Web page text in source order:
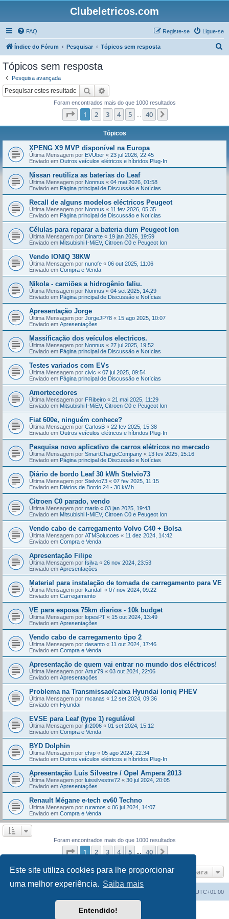
Este site utiliza cookies para lhe proporcionar
uma melhor experiência. Saiba mais
Entendido!
Clubeletricos.com
FAQ Ligue-se
Registe-se
Índice do Fórum Pesquisar Tópicos sem resposta
Tópicos sem resposta
Pesquisa avançada
Pesquisar
Foram encontrados mais do que 1000 resultados
Página de 40
1 2 3 4 5 40
Tópicos
XPENG X9 MVP disponível na Europa
Última Mensagem por EVUber « 23 jul 2026, 22:45
Enviado em Outros veículos elétricos e híbridos Plug-In
Nissan reutiliza as baterias do Leaf
Última Mensagem por Nonnus « 04 mai 2026, 01:58
Enviado em Página principal de Discussão e Notícias
Recall de alguns modelos eléctricos Peugeot
Última Mensagem por Nonnus « 11 fev 2026, 05:35
Enviado em Página principal de Discussão e Notícias
Células para reparar a bateria dum Peugeot Ion
Última Mensagem por Dinarte « 19 jan 2026, 19:59
Enviado em Mitsubishi I-MiEV, Citroen C0 e Peugeot Ion
Vendo IONIQ 38KW
Última Mensagem por nunofe « 06 out 2025, 11:06
Enviado em Compra e Venda
Nikola - camiões a hidrogênio faliu.
Última Mensagem por Nonnus « 04 set 2025, 14:29
Enviado em Página principal de Discussão e Notícias
Apresentação Jorge
Última Mensagem por JorgeJP78 « 15 ago 2025, 10:07
Enviado em Apresentações
Massificação dos veículos electricos.
Última Mensagem por Nonnus « 27 jul 2025, 19:52
Enviado em Página principal de Discussão e Notícias
Testes variados com EVs
Última Mensagem por civic « 07 jul 2025, 09:54
Enviado em Página principal de Discussão e Notícias
Amortecedores
Última Mensagem por FRibeiro « 21 mai 2025, 11:29
Enviado em Mitsubishi I-MiEV, Citroen C0 e Peugeot Ion
Fiat 600e, ninguém conhece?
Última Mensagem por CarlosB « 22 fev 2025, 15:38
Enviado em Outros veículos elétricos e híbridos Plug-In
Pesquisa novo aplicativo de carros elétricos no mercado
Última Mensagem por SmartChargeCompany « 13 fev 2025, 15:16
Enviado em Página principal de Discussão e Notícias
Diário de bordo Leaf 30 kWh Stelvio73
Última Mensagem por Stelvio73 « 07 fev 2025, 11:15
Enviado em Diários de Bordo 24 - 30 kW.h
Citroen C0 parado, vendo
Última Mensagem por mario « 03 jan 2025, 19:43
Enviado em Mitsubishi I-MiEV, Citroen C0 e Peugeot Ion
Vendo cabo de carregamento Volvo C40 + Bolsa
Última Mensagem por ATMSolucoes « 11 dez 2024, 14:42
Enviado em Compra e Venda
Apresentação Filipe
Última Mensagem por fsilva « 26 nov 2024, 23:53
Enviado em Apresentações
Material para instalação de tomada de carregamento para VE
Última Mensagem por kandalf « 07 nov 2024, 09:22
Enviado em Carregamento
VE para esposa 75km diarios - 10k budget
Última Mensagem por lopesPT « 15 out 2024, 13:49
Enviado em Apresentações
Vendo cabo de carregamento tipo 2
Última Mensagem por dasanto « 11 out 2024, 17:46
Enviado em Compra e Venda
Apresentação de quem vai entrar no mundo dos eléctricos!
Última Mensagem por Artur79 « 03 out 2024, 22:06
Enviado em Apresentações
Problema na Transmissao/caixa Hyundai Ioniq PHEV
Última Mensagem por mcanas « 12 set 2024, 09:36
Enviado em Hyundai
EVSE para Leaf (type 1) regulável
Última Mensagem por jfr2006 « 01 set 2024, 15:12
Enviado em Compra e Venda
BYD Dolphin
Última Mensagem por cfvp « 05 ago 2024, 22:34
Enviado em Outros veículos elétricos e híbridos Plug-In
Apresentação Luís Silvestre / Opel Ampera 2013
Última Mensagem por luissilvestre72 « 30 jul 2024, 20:05
Enviado em Apresentações
Renault Mégane e-tech ev60 Techno
Última Mensagem por ruramos « 06 jul 2024, 14:07
Enviado em Compra e Venda
Foram encontrados mais do que 1000 resultados
Página de 40
1 2 3 4 5 40
Ir para
UTC+01:00
Desenvolvido porphpBB® Forum Software © phpBB Limited